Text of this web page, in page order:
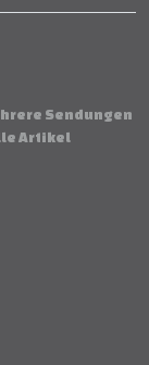
Sendungen
Artikel